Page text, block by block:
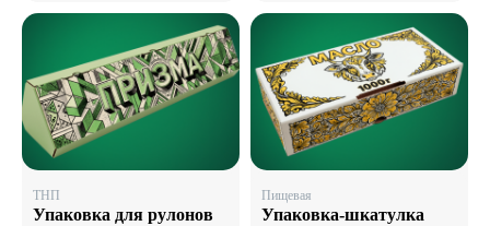
ТНП
Упаковка для рулонов
Пищевая
Упаковка-шкатулка